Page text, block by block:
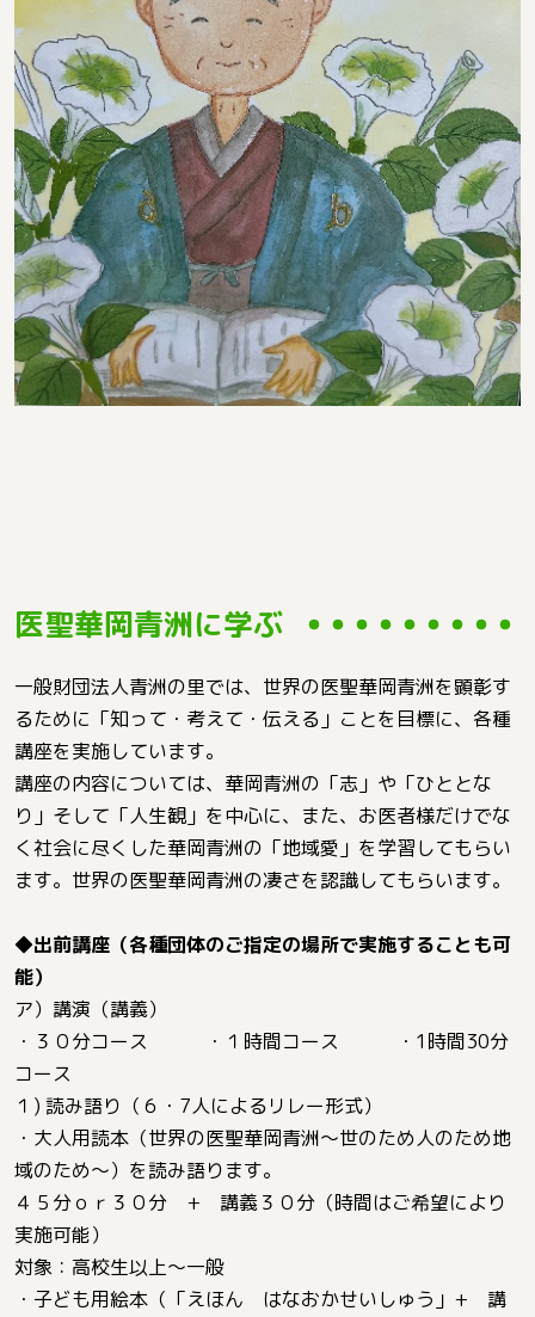
医聖華岡青洲に学ぶ
一般財団法人青洲の里では、世界の医聖華岡青洲を顕彰す
るために「知って・考えて・伝える」ことを目標に、各種
講座を実施しています。
講座の内容については、華岡青洲の「志」や「ひととな
り」そして「人生観」を中心に、また、お医者様だけでな
く社会に尽くした華岡青洲の「地域愛」を学習してもらい
ます。世界の医聖華岡青洲の凄さを認識してもらいます。
◆出前講座（各種団体のご指定の場所で実施することも可
能）
ア）講演（講義）
・３０分コース ・１時間コース ・1時間30分
コース
１) 読み語り（６・7人によるリレー形式）
・大人用読本（世界の医聖華岡青洲～世のため人のため地
域のため～）を読み語ります。
４５分ｏｒ３０分 + 講義３０分（時間はご希望により
実施可能）
対象：高校生以上～一般
・子ども用絵本（「えほん はなおかせいしゅう」+ 講